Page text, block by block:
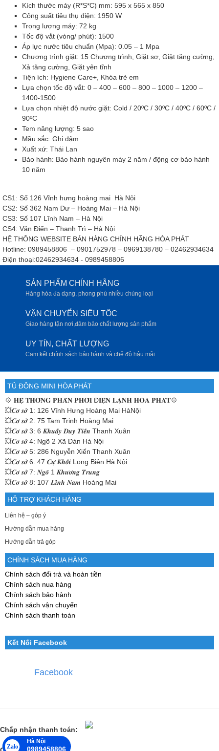
Kích thước máy (R*S*C) mm: 595 x 565 x 850
Công suất tiêu thụ điện: 1950 W
Trọng lượng máy: 72 kg
Tốc độ vắt (vòng/ phút): 1500
Áp lực nước tiêu chuẩn (Mpa): 0.05 – 1 Mpa
Chương trình giặt: 15 Chương trình, Giặt sơ, Giặt tăng cường,
Xả tăng cường, Giặt yên tĩnh
Tiện ích: Hygiene Care+, Khóa trẻ em
Lựa chọn tốc độ vắt: 0 – 400 – 600 – 800 – 1000 – 1200 –
1400-1500
Lựa chọn nhiệt độ nước giặt: Cold / 20ºC / 30ºC / 40ºC / 60ºC /
90ºC
Tem năng lượng: 5 sao
Mầu sắc: Ghi đậm
Xuất xứ: Thái Lan
Bảo hành: Bảo hành nguyên máy 2 năm / động cơ bảo hành
10 năm
CS1: Số 126 Vĩnh hưng hoàng mai Hà Nội
CS2: Số 362 Nam Dư – Hoàng Mai – Hà Nội
CS3: Số 107 Lĩnh Nam – Hà Nội
CS4: Văn Điển – Thanh Trì – Hà Nội
HỆ THÔNG WEBSITE BÁN HÀNG CHÍNH HÃNG HÒA PHÁT
Hotline: 0989458806 – 0901752978 – 0969138780 – 02462934634
Điện thoại:02462934634 - 0989458806
SẢN PHẨM CHÍNH HÃNG
Hàng hóa đa dạng, phong phú nhiều chủng loại
VẬN CHUYỂN SIÊU TỐC
Giao hàng tận nơi,đảm bảo chất lượng sản phẩm
UY TÍN, CHẤT LƯỢNG
Cam kết chính sách bảo hành và chế độ hậu mãi
TỦ ĐÔNG MINI HÒA PHÁT
💠 𝐇𝐄̣̂ 𝐓𝐇𝐎̂́𝐍𝐆 𝐏𝐇𝐀̂𝐍 𝐏𝐇𝐎̂́𝐈 Đ𝐈𝐄̣̂𝐍 𝐋𝐀̣𝐍𝐇 𝐇𝐎̀𝐀 𝐏𝐇𝐀́𝐓💠
💥𝑪𝒐̛ 𝒔𝒐̛̉ 1: 126 Vĩnh Hưng Hoàng Mai HàNội
💥𝑪𝒐̛ 𝒔𝒐̛̉ 2: 75 Tam Trinh Hoàng Mai
💥𝑪𝒐̛ 𝒔𝒐̛̉ 3: 6 𝑲𝒉𝒖𝒂̂́𝒚 𝑫𝒖𝒚 𝑻𝒊𝒆̂́𝒏 Thanh Xuân
💥𝑪𝒐̛ 𝒔𝒐̛̉ 4: Ngõ 2 Xã Đàn Hà Nội
💥𝑪𝒐̛ 𝒔𝒐̛̉ 5: 286 Nguyễn Xiển Thanh Xuân
💥𝑪𝒐̛ 𝒔𝒐̛̉ 6: 47 𝑪𝒖̛̣ 𝑲𝒉𝒐̂́𝒊 Long Biên Hà Nội
💥𝑪𝒐̛ 𝒔𝒐̛̉ 7: 𝑵𝒈𝒐̃ 1 𝑲𝒉𝒖̛𝒐̛𝒏𝒈 𝑻𝒓𝒖𝒏𝒈
💥𝑪𝒐̛ 𝒔𝒐̛̉ 8: 107 𝑳𝒊̃𝒏𝒉 𝑵𝒂𝒎 Hoàng Mai
HỖ TRỢ KHÁCH HÀNG
Liên hệ – góp ý
Hướng dẫn mua hàng
Hướng dẫn trả góp
CHÍNH SÁCH MUA HÀNG
Chính sách đổi trả và hoàn tiền
Chính sách nua hàng
Chính sách bảo hành
Chính sách vận chuyển
Chính sách thanh toán
Kết Nối Facebook
Facebook
Chấp nhận thanh toán:
Zalo
Hà Nội
0989458806